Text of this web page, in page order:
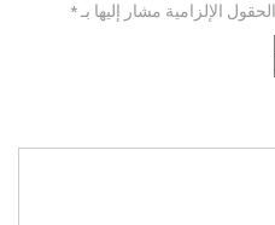
الحقول الإلزامية مشار إليها بـ*